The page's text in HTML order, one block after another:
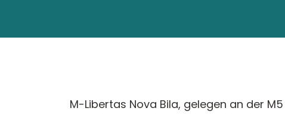
M-Libertas Nova Bila, gelegen an der